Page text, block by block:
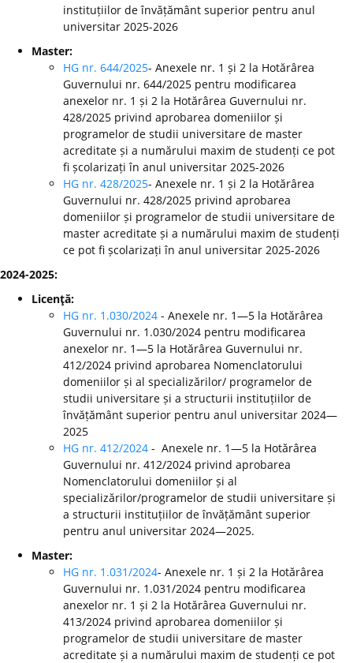
instituțiilor de învățământ superior pentru anul
universitar 2025-2026
Master:
HG nr. 644/2025- Anexele nr. 1 și 2 la Hotărârea
Guvernului nr. 644/2025 pentru modificarea
anexelor nr. 1 și 2 la Hotărârea Guvernului nr.
428/2025 privind aprobarea domeniilor și
programelor de studii universitare de master
acreditate și a numărului maxim de studenți ce pot
fi școlarizați în anul universitar 2025-2026
HG nr. 428/2025- Anexele nr. 1 și 2 la Hotărârea
Guvernului nr. 428/2025 privind aprobarea
domeniilor și programelor de studii universitare de
master acreditate și a numărului maxim de studenți
ce pot fi școlarizați în anul universitar 2025-2026
2024-2025:
Licenţă:
HG nr. 1.030/2024 - Anexele nr. 1—5 la Hotărârea
Guvernului nr. 1.030/2024 pentru modificarea
anexelor nr. 1—5 la Hotărârea Guvernului nr.
412/2024 privind aprobarea Nomenclatorului
domeniilor și al specializărilor/ programelor de
studii universitare și a structurii instituțiilor de
învățământ superior pentru anul universitar 2024—
2025
HG nr. 412/2024 - Anexele nr. 1—5 la Hotărârea
Guvernului nr. 412/2024 privind aprobarea
Nomenclatorului domeniilor și al
specializărilor/programelor de studii universitare și
a structurii instituțiilor de învățământ superior
pentru anul universitar 2024—2025.
Master:
HG nr. 1.031/2024- Anexele nr. 1 și 2 la Hotărârea
Guvernului nr. 1.031/2024 pentru modificarea
anexelor nr. 1 și 2 la Hotărârea Guvernului nr.
413/2024 privind aprobarea domeniilor și
programelor de studii universitare de master
acreditate și a numărului maxim de studenți ce pot